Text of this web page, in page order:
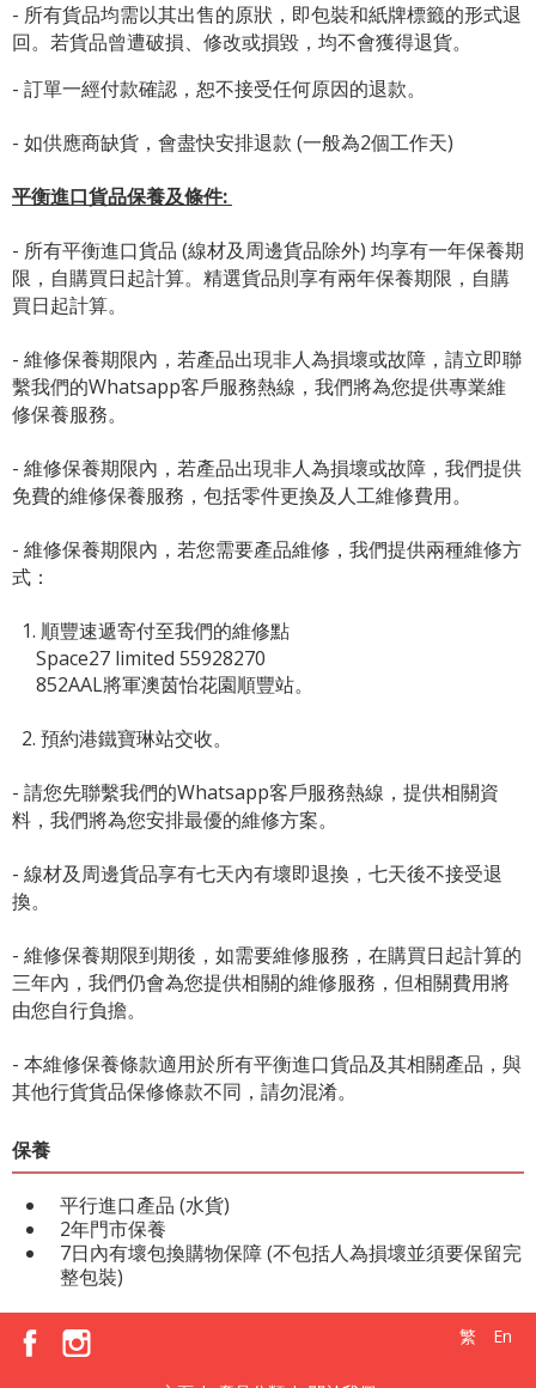
- 所有貨品均需以其出售的原狀，即包裝和紙牌標籤的形式退
回。若貨品曾遭破損、修改或損毀，均不會獲得退貨。
- 訂單一經付款確認，恕不接受任何原因的退款。
- 如供應商缺貨，會盡快安排退款 (一般為2個工作天)
平衡進口貨品保養及條件:
- 所有平衡進口貨品 (線材及周邊貨品除外) 均享有一年保養期
限，自購買日起計算。精選貨品則享有兩年保養期限，自購
買日起計算。
- 維修保養期限內，若產品出現非人為損壞或故障，請立即聯
繫我們的Whatsapp客戶服務熱線，我們將為您提供專業維
修保養服務。
- 維修保養期限內，若產品出現非人為損壞或故障，我們提供
免費的維修保養服務，包括零件更換及人工維修費用。
- 維修保養期限內，若您需要產品維修，我們提供兩種維修方
式：
1. 順豐速遞寄付至我們的維修點
Space27 limited 55928270
852AAL將軍澳茵怡花園順豐站。
2. 預約港鐵寶琳站交收。
- 請您先聯繫我們的Whatsapp客戶服務熱線 ，提供相關資
料，我們將為您安排最優的維修方案。
- 線材及周邊貨品享有七天內有壞即退換，七天後不接受退
換。
- 維修保養期限到期後，如需要維修服務，在購買日起計算的
三年內，我們仍會為您提供相關的維修服務，但相關費用將
由您自行負擔。
- 本維修保養條款適用於所有平衡進口貨品及其相關產品，與
其他行貨貨品保修條款不同，請勿混淆。
保養
平行進口產品 (水貨)
2年門市保養
7日內有壞包換購物保障 (不包括人為損壞並須要保留完
整包裝)
繁 En